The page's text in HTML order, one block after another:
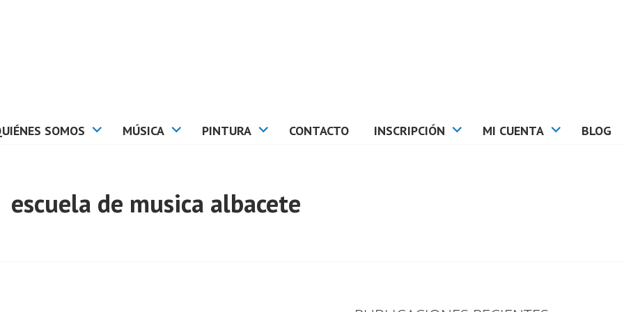
SOMOS MÚSICA PINTURA CONTACTO INSCRIPCIÓN MI CUENTA BLOG
escuela de musica albacete